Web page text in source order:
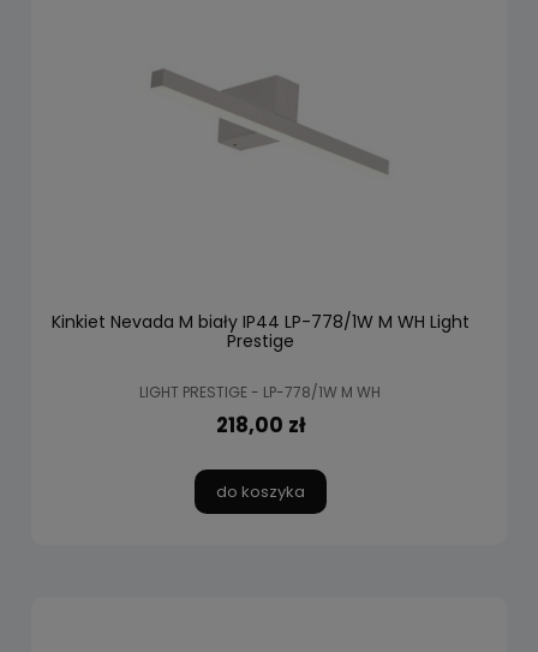
Kinkiet Nevada M biały IP44 LP-778/1W M WH Light
Prestige
LIGHT PRESTIGE - LP-778/1W M WH
218,00 zł
do koszyka